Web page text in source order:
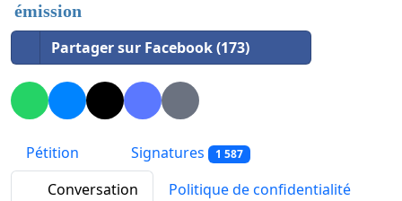
émission
Partager sur Facebook (173)
Pétition Signatures 1 587
Conversation Politique de confidentialité